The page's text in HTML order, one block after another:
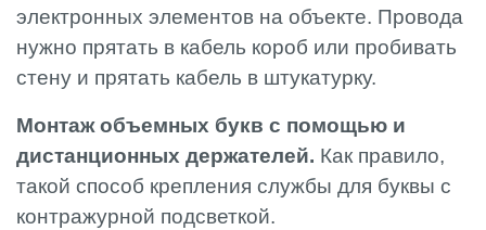
электронных элементов на объекте. Провода
нужно прятать в кабель короб или пробивать
стену и прятать кабель в штукатурку.
Монтаж объемных букв с помощью и
дистанционных держателей. Как правило,
такой способ крепления службы для буквы с
контражурной подсветкой.